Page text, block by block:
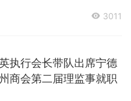
3011
执行会长带队出席宁德
商会第二届理监事就职